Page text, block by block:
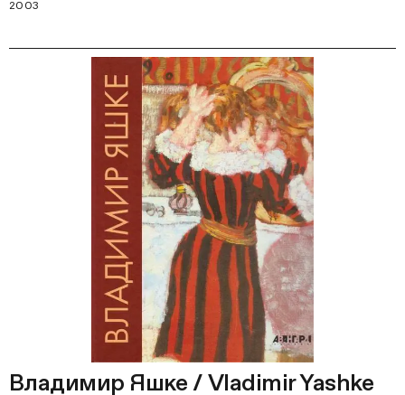
2003
Владимир Яшке / Vladimir Yashke